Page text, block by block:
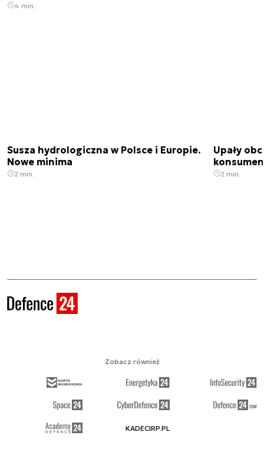
4 min.
Susza hydrologiczna w Polsce i Europie.
Nowe minima
2 min.
Upały
2 min.
Zobacz również
KADECIRP.PL